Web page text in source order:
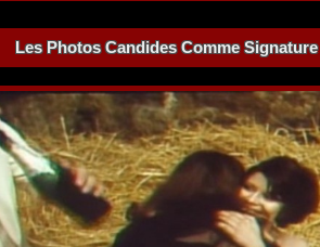
Les Photos Candides Comme Signature